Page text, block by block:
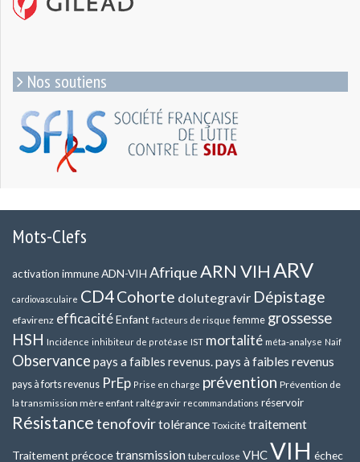
Nos soutiens
Mots-Clefs
activation immuneADN-VIH AfriqueARN VIHARV
cardiovasculaire CD4Cohorte dolutegravir Dépistage
efavirenz efficacitéEnfant facteurs de risque femme grossesse
HSH Incidence inhibiteur de protéase IST mortalité méta-analyse Naif
Observance pays a faibles revenus.pays à faibles revenus
pays à forts revenus PrEp Prise en charge prévention Prévention de
la transmission mère enfant raltégravir recommandations réservoir
Résistancetenofovirtolérance Toxicité traitement
Traitement précocetransmission tuberculose VHCVIH échec